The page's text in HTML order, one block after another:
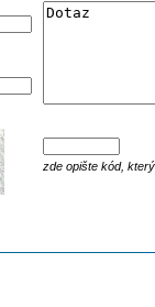
zde opište kód,